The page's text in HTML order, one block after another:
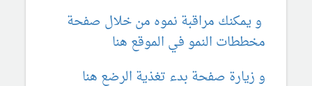
و يمكنك مراقبة نموه من خلال صفحة
مخططات النمو في الموقع هنا
و زيارة صفحة بدء تغذية الرضع هنا